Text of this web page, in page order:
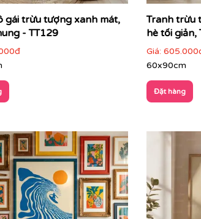
gái trừu tượng xanh mát,
- TT129
Tranh trừu
hè tối giản,
Giá:
60x90cm
Đặt hàng